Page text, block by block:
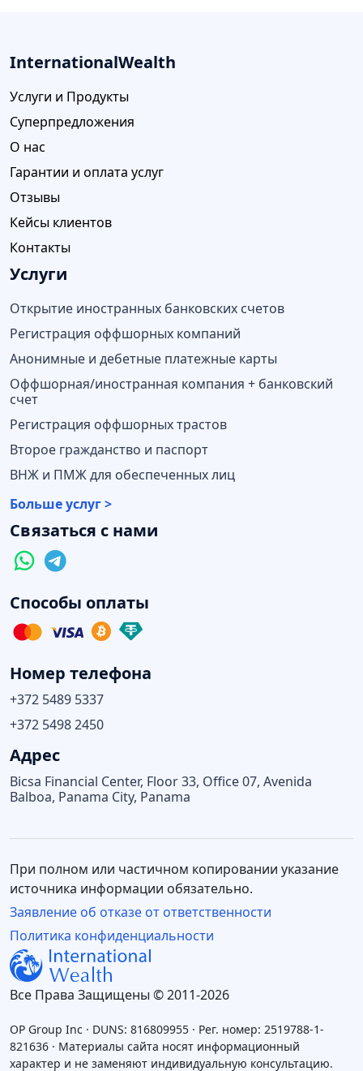
InternationalWealth
Услуги и Продукты
Суперпредложения
О нас
Гарантии и оплата услуг
Отзывы
Кейсы клиентов
Контакты
Услуги
Открытие иностранных банковских счетов
Регистрация оффшорных компаний
Анонимные и дебетные платежные карты
Оффшорная/иностранная компания + банковский
счет
Регистрация оффшорных трастов
Второе гражданство и паспорт
ВНЖ и ПМЖ для обеспеченных лиц
Больше услуг >
Связаться с нами
Способы оплаты
Номер телефона
+372 5489 5337
+372 5498 2450
Адрес
Bicsa Financial Center, Floor 33, Office 07, Avenida
Balboa, Panama City, Panama
Все Права Защищены © 2011-2026
Политика конфиденциальности
При полном или частичном копировании указание
источника информации обязательно.
Заявление об отказе от ответственности
OP Group Inc · DUNS: 816809955 · Рег. номер: 2519788-1-
821636 · Материалы сайта носят информационный
характер и не заменяют индивидуальную консультацию.